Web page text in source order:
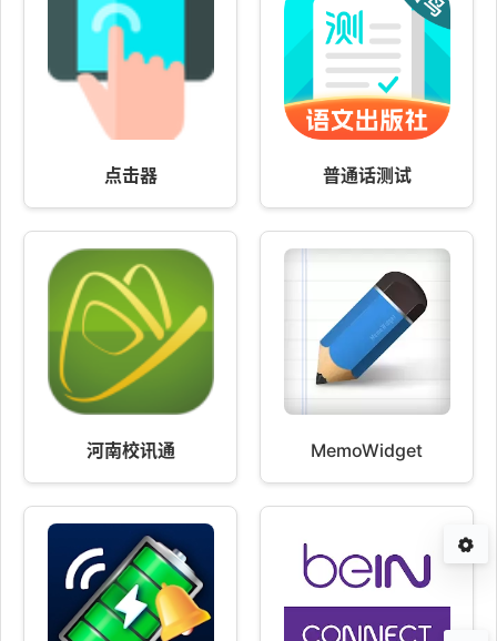
点击器 普通话测试
河南校讯通 MemoWidget